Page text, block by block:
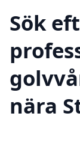
Sök
nära